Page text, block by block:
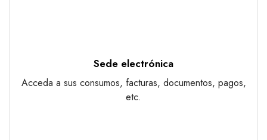
Sede electrónica
Acceda a sus consumos, facturas, documentos, pagos,
etc.